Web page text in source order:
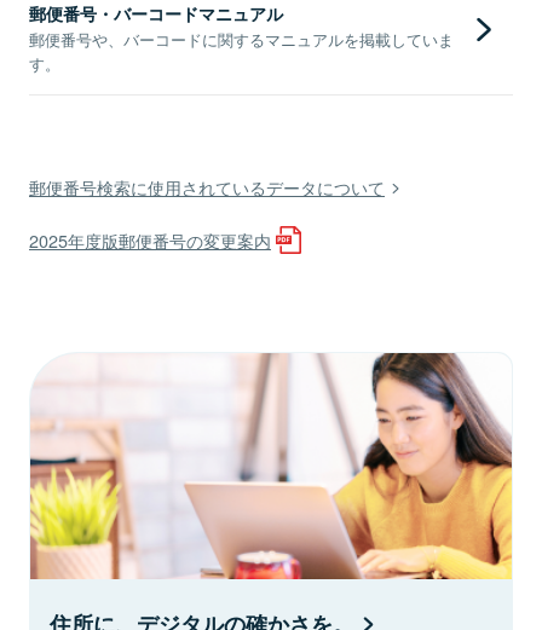
郵便番号・バーコードマニュアル
郵便番号や、バーコードに関するマニュアルを掲載していま
す。
郵便番号検索に使用されているデータについて
2025年度版郵便番号の変更案内
住所に、デジタルの確かさを。